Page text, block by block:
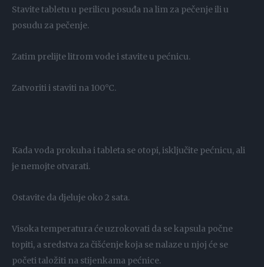
Stavite tabletu u perilicu posuđa na lim za pečenje ili u
posudu za pečenje.
Zatim prelijte litrom vode i stavite u pećnicu.
Zatvoriti i staviti na 100°C.
Kada voda prokuha i tableta se otopi, isključite pećnicu, ali
je nemojte otvarati.
Ostavite da djeluje oko 2 sata.
Visoka temperatura će uzrokovati da se kapsula počne
topiti, a sredstva za čišćenje koja se nalaze u njoj će se
početi taložiti na stijenkama pećnice.